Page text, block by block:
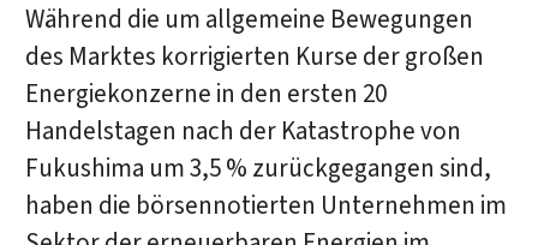
Während die um allgemeine Bewegungen
des Marktes korrigierten Kurse der großen
Energiekonzerne in den ersten 20
Handelstagen nach der Katastrophe von
Fukushima um 3,5 % zurückgegangen sind,
haben die börsennotierten Unternehmen im